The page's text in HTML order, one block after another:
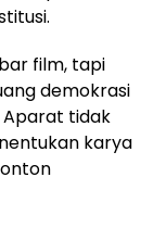
film, tapi
demokrasi
tidak
karya